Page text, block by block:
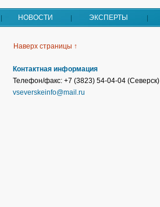
НОВОСТИ ЭКСПЕРТЫ
Наверх страницы ↑
Контактная информация
Телефон/факс: +7 (3823) 54-04-04 (Северск)
vseverskeinfo@mail.ru